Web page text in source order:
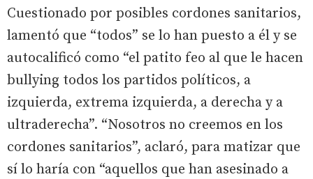
Cuestionado por posibles cordones sanitarios,
lamentó que “todos” se lo han puesto a él y se
autocalificó como “el patito feo al que le hacen
bullying todos los partidos políticos, a
izquierda, extrema izquierda, a derecha y a
ultraderecha”. “Nosotros no creemos en los
cordones sanitarios”, aclaró, para matizar que
sí lo haría con “aquellos que han asesinado a